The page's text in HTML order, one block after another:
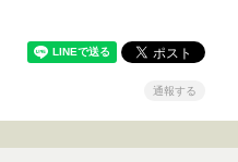
通報する